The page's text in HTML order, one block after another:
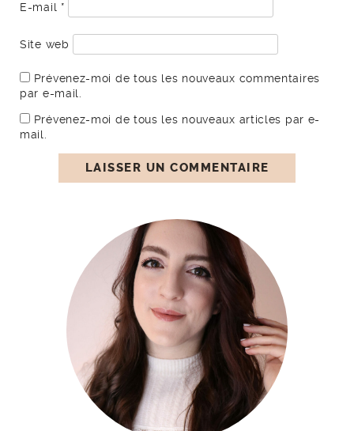
E-mail *
Site web
Prévenez-moi de tous les nouveaux commentaires
par e-mail.
Prévenez-moi de tous les nouveaux articles par e-
mail.